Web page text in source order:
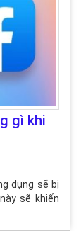
gì khi
dụng sẽ bị
sẽ khiến